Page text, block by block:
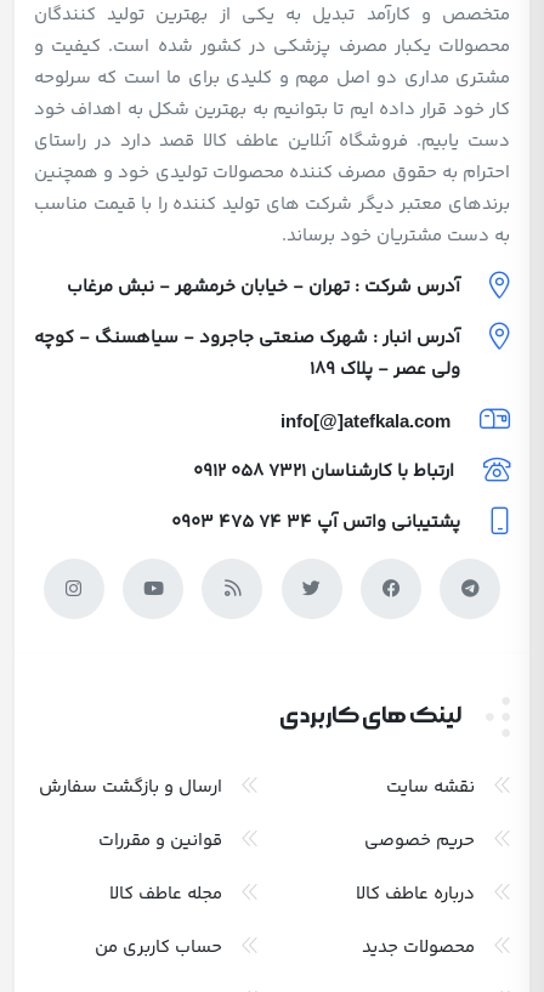
متخصص و کارآمد تبدیل به یکی از بهترین تولید کنندگان
محصولات یکبار مصرف پزشکی در کشور شده است. کیفیت و
مشتری مداری دو اصل مهم و کلیدی برای ما است که سرلوحه
کار خود قرار داده ایم تا بتوانیم به بهترین شکل به اهداف خود
دست یابیم. فروشگاه آنلاین عاطف کالا قصد دارد در راستای
احترام به حقوق مصرف کننده محصولات تولیدی خود و همچنین
برندهای معتبر دیگر شرکت های تولید کننده را با قیمت مناسب
به دست مشتریان خود برساند.
آدرس شرکت : تهران - خیابان خرمشهر - نبش مرغاب
آدرس انبار : شهرک صنعتی جاجرود - سیاهسنگ - کوچه
ولی عصر - پلاک 189
info[@]atefkala.com
ارتباط با کارشناسان 0912 058 7321
پشتیبانی واتس آپ 0903 475 74 34
لینک های کاربردی
نقشه سایت
ارسال و بازگشت سفارش
حریم خصوصی
قوانین و مقررات
درباره عاطف کالا
مجله عاطف کالا
محصولات جدید
حساب کاربری من